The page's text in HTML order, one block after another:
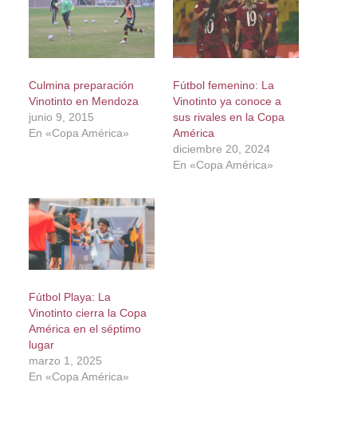
Culmina preparación
Vinotinto en Mendoza
junio 9, 2015
En «Copa América»
Fútbol femenino: La
Vinotinto ya conoce a
sus rivales en la Copa
América
diciembre 20, 2024
En «Copa América»
Fútbol Playa: La
Vinotinto cierra la Copa
América en el séptimo
lugar
marzo 1, 2025
En «Copa América»